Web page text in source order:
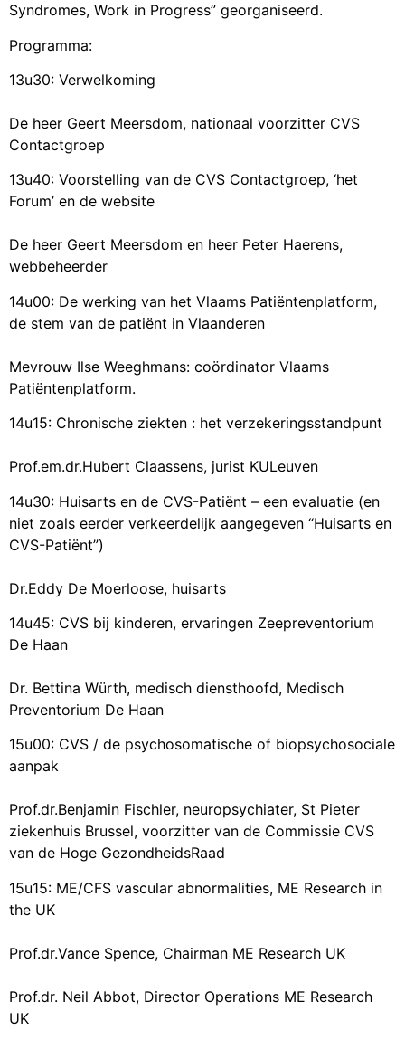
Syndromes, Work in Progress” georganiseerd.
Programma:
13u30: Verwelkoming
De heer Geert Meersdom, nationaal voorzitter CVS
Contactgroep
13u40: Voorstelling van de CVS Contactgroep, ‘het
Forum’ en de website
De heer Geert Meersdom en heer Peter Haerens,
webbeheerder
14u00: De werking van het Vlaams Patiëntenplatform,
de stem van de patiënt in Vlaanderen
Mevrouw Ilse Weeghmans: coördinator Vlaams
Patiëntenplatform.
14u15: Chronische ziekten : het verzekeringsstandpunt
Prof.em.dr.Hubert Claassens, jurist KULeuven
14u30: Huisarts en de CVS-Patiënt – een evaluatie (en
niet zoals eerder verkeerdelijk aangegeven “Huisarts en
CVS-Patiënt”)
Dr.Eddy De Moerloose, huisarts
14u45: CVS bij kinderen, ervaringen Zeepreventorium
De Haan
Dr. Bettina Würth, medisch diensthoofd, Medisch
Preventorium De Haan
15u00: CVS / de psychosomatische of biopsychosociale
aanpak
Prof.dr.Benjamin Fischler, neuropsychiater, St Pieter
ziekenhuis Brussel, voorzitter van de Commissie CVS
van de Hoge GezondheidsRaad
15u15: ME/CFS vascular abnormalities, ME Research in
the UK
Prof.dr.Vance Spence, Chairman ME Research UK
Prof.dr. Neil Abbot, Director Operations ME Research
UK